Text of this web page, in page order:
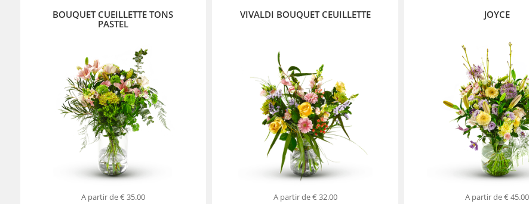
BOUQUET CUEILLETTE TONS
PASTEL
A partir de€ 35.00
VIVALDI BOUQUET CEUILLETTE
A partir de€ 32.00
JOYCE
A partir de€ 45.00